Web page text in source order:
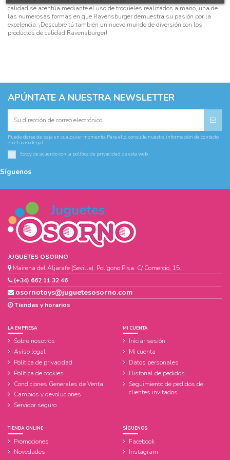
calidad se acentúa mediante el uso de troqueles realizados a mano, una de
las numerosas formas en que Ravensburger demuestra su pasión por la
excelencia. ¡Descubre tú también un nuevo mundo de diversión con los
productos de calidad Ravensburger!
APÚNTATE A NUESTRA NEWSLETTER
Puede darse de baja en cualquier momento. Para ello, consulte nuestra información de contacto
en el aviso legal.
Estoy de acuerdo con la política de privacidad de esta web
Síguenos
JUGUETES OSORNO
Mairena del Aljarafe (Sevilla). Polígono Pisa. C/ Comercio, 15.
(+34) 662 11 32 46
osornotoys@juguetesosorno.com
Tiendas y horarios
LA EMPRESA
Sobre nosotros
Aviso legal
Política de privacidad
Política de cookies
Condiciones Generales de Venta
Cambios y devoluciones
Servidor seguro
MI CUENTA
Iniciar sesión
Mi cuenta
Datos personales
Historial de pedidos
Seguimiento de pedidos de
clientes invitados
TIENDA ONLINE
Promociones
Novedades
SÍGUENOS
Facebook
Instagram